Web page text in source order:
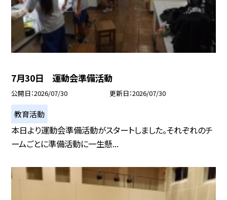
7月30日 運動会準備活動
公開日 2026/07/30 更新日 2026/07/30
教育活動
本日より運動会準備活動がスタートしました。それぞれのチ
ームごとに準備活動に一生懸...